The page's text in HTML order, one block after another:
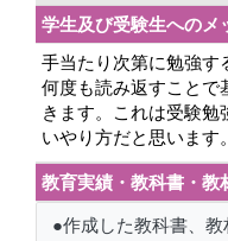
学生及び受験生へのメ
手当たり次第に勉強す
何度も読み返すことで
きます。これは受験勉
いやり方だと思います。
教育実績・教科書・教
●作成した教科書、教